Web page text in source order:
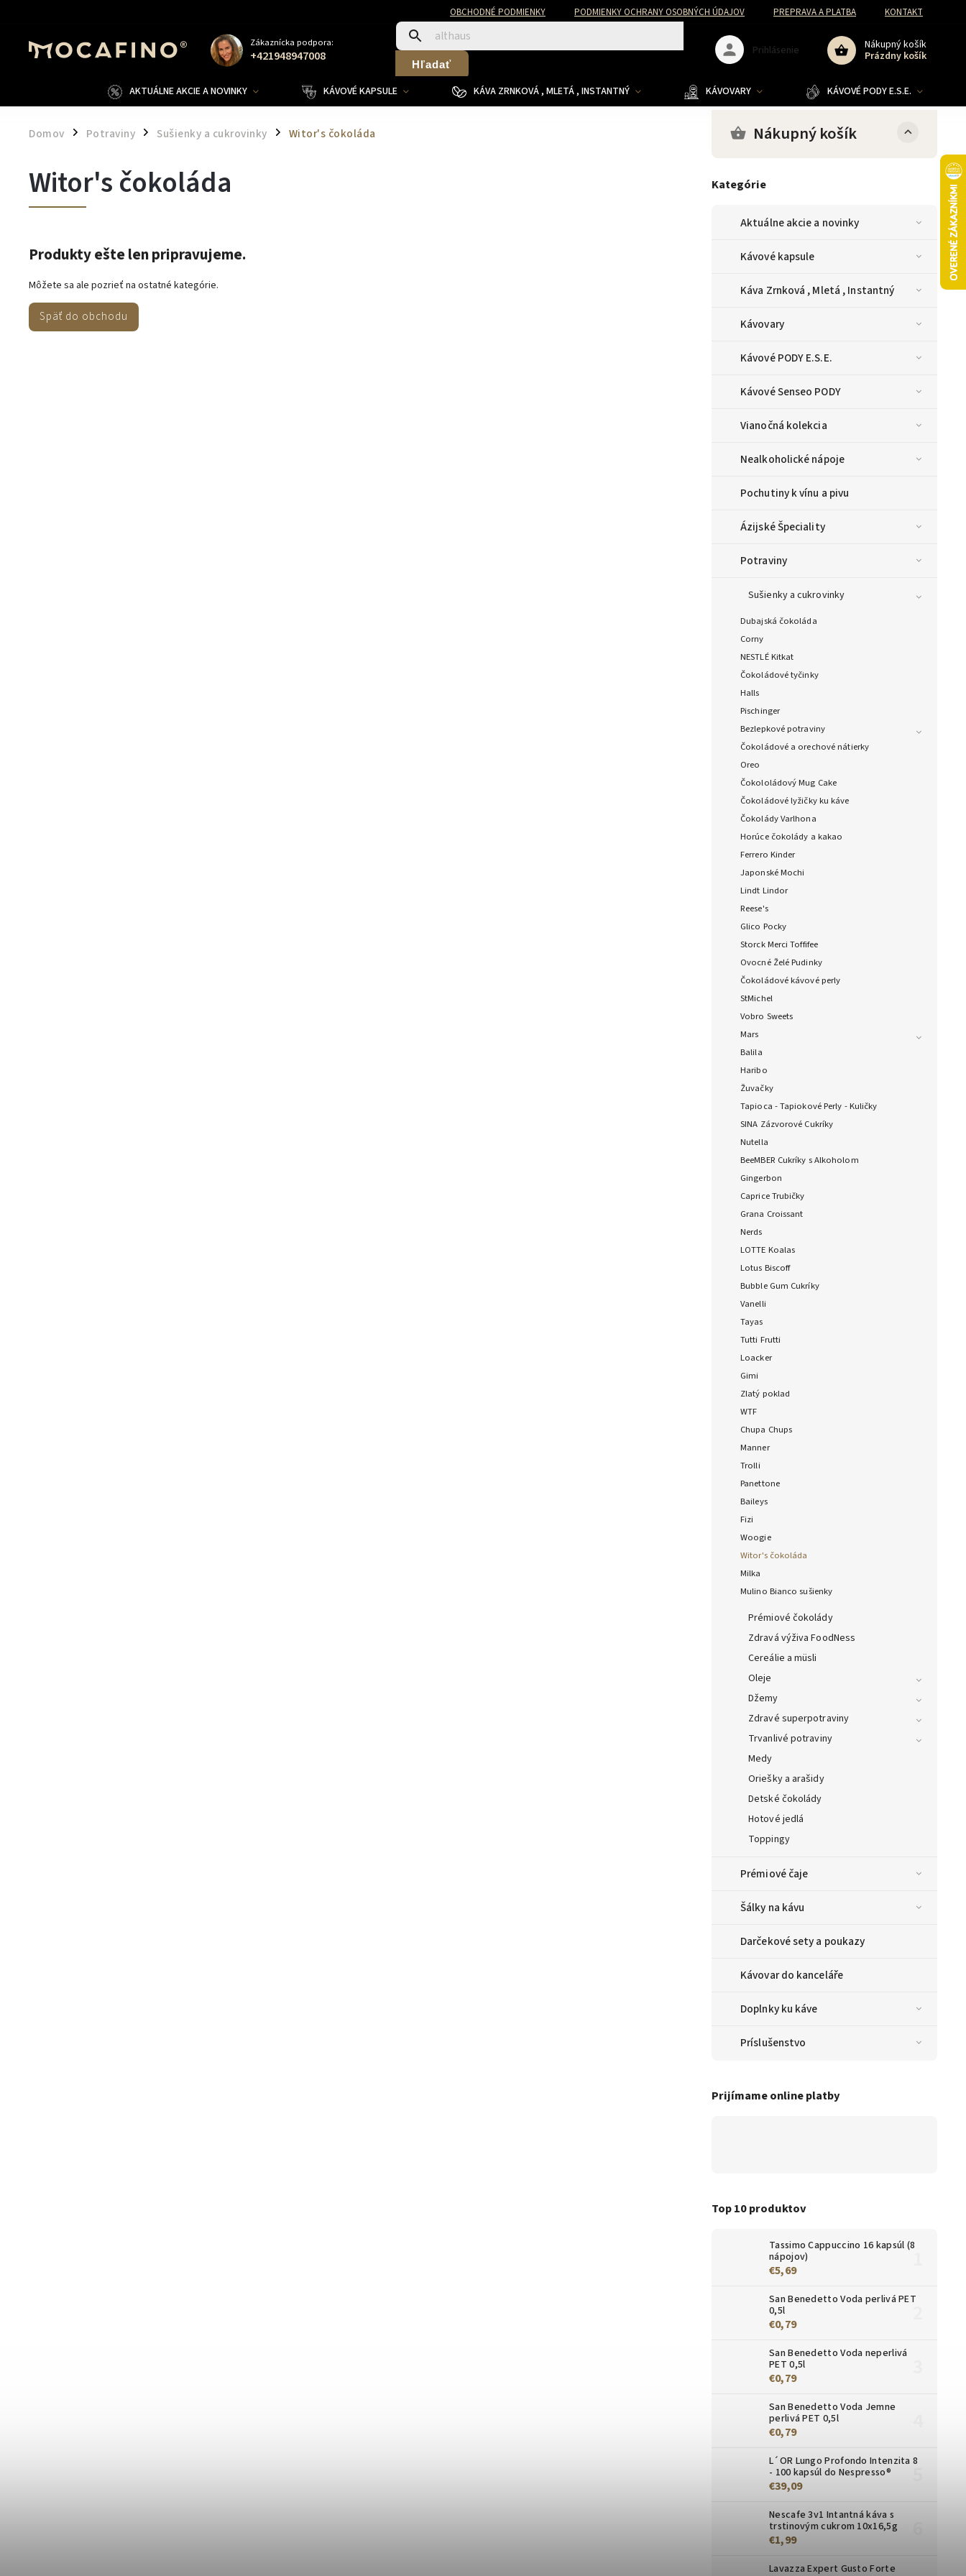
OBCHODNÉ PODMIENKY PODMIENKY OCHRANY OSOBNÝCH ÚDAJOV PREPRAVA A PLATBA KONTAKT
Zákaznícka podpora:
+421948947008 Hľadať
Nákupný košík
Prázdny košík
Prihlásenie
AKTUÁLNE AKCIE A NOVINKY KÁVOVÉ KAPSULE KÁVA ZRNKOVÁ , MLETÁ , INSTANTNÝ KÁVOVARY KÁVOVÉ PODY E.S.E.
Domov / Potraviny / Sušienky a cukrovinky / Witor's čokoláda Nákupný košík
Kategórie
Aktuálne akcie a novinky
Kávové kapsule
Káva Zrnková , Mletá , Instantný
Kávovary
Kávové PODY E.S.E.
Kávové Senseo PODY
Vianočná kolekcia
Nealkoholické nápoje
Pochutiny k vínu a pivu
Ázijské Špeciality
Potraviny
Sušienky a cukrovinky
Dubajská čokoláda
Corny
NESTLÉ Kitkat
Čokoládové tyčinky
Halls
Pischinger
Bezlepkové potraviny
Čokoládové a orechové nátierky
Oreo
Čokololádový Mug Cake
Čokoládové lyžičky ku káve
Čokolády Varlhona
Horúce čokolády a kakao
Ferrero Kinder
Japonské Mochi
Lindt Lindor
Reese's
Glico Pocky
Storck Merci Toffifee
Ovocné Želé Pudinky
Čokoládové kávové perly
StMichel
Vobro Sweets
Mars
Balila
Haribo
Žuvačky
Tapioca - Tapiokové Perly - Kuličky
SINA Zázvorové Cukríky
Nutella
BeeMBER Cukríky s Alkoholom
Gingerbon
Caprice Trubičky
Grana Croissant
Nerds
LOTTE Koalas
Lotus Biscoff
Bubble Gum Cukríky
Vanelli
Tayas
Tutti Frutti
Loacker
Gimi
Zlatý poklad
WTF
Chupa Chups
Manner
Trolli
Panettone
Baileys
Fizi
Woogie
Witor's čokoláda
Milka
Mulino Bianco sušienky
Prémiové čokolády
Zdravá výživa FoodNess
Cereálie a müsli
Oleje
Džemy
Zdravé superpotraviny
Trvanlivé potraviny
Medy
Oriešky a arašidy
Detské čokolády
Hotové jedlá
Toppingy
Prémiové čaje
Šálky na kávu
Darčekové sety a poukazy
Kávovar do kanceláře
Doplnky ku káve
Príslušenstvo
Prijímame online platby
Top 10 produktov
Tassimo Cappuccino 16 kapsúl (8
nápojov)
€5,69
San Benedetto Voda perlivá PET
0,5l
€0,79
San Benedetto Voda neperlivá
PET 0,5l
€0,79
San Benedetto Voda Jemne
perlivá PET 0,5l
€0,79
L´OR Lungo Profondo Intenzita 8
- 100 kapsúl do Nespresso®
€39,09
Nescafe 3v1 Intantná káva s
trstinovým cukrom 10x16,5g
€1,99
Lavazza Expert Gusto Forte
Witor's čokoláda
Produkty ešte len pripravujeme.
Môžete sa ale pozrieť na ostatné kategórie.
Späť do obchodu